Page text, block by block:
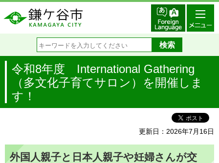
令和8年度 International Gathering
（多文化子育てサロン）を開催しま
す！
更新日：2026年7月16日
外国人親子と日本人親子や妊婦さんが交